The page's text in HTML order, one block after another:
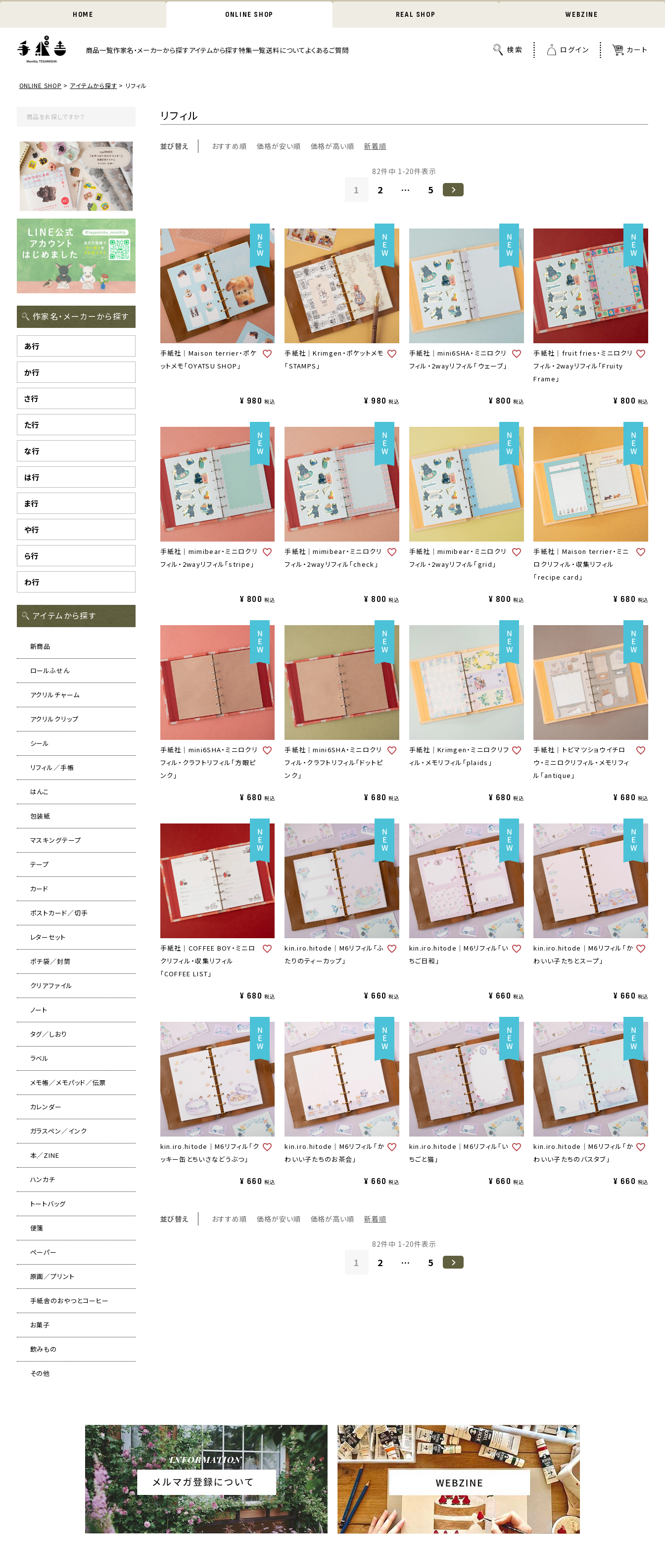
HOME ONLINE SHOP REAL SHOP WEBZINE
商品一覧作家名・メーカーから探すアイテムから探す特集一覧送料についてよくあるご質問
ONLINE SHOP アイテムから探す リフィル
作家名・メーカーから探す
あ行
か行
さ行
た行
な行
は行
ま行
や行
ら行
わ行
アイテムから探す
新商品
ロールふせん
アクリルチャーム
アクリルクリップ
シール
リフィル／手帳
はんこ
包装紙
マスキングテープ
テープ
カード
ポストカード／切手
レターセット
ポチ袋／封筒
クリアファイル
ノート
タグ／しおり
ラベル
メモ帳／メモパッド／伝票
カレンダー
ガラスペン／インク
本／ZINE
ハンカチ
トートバッグ
便箋
ペーパー
原画／プリント
手紙舎のおやつとコーヒー
お菓子
飲みもの
その他
リフィル
並び替え おすすめ順 価格が安い順 価格が高い順 新着順
82件中 1-20件表示
1 2 … 5
手紙社｜Maison terrier・ポケ
ットメモ「OYATSU SHOP」
¥ 980 税込
手紙社｜Krimgen・ポケットメモ
「STAMPS」
¥ 980 税込
手紙社｜mini6SHA・ミニロクリ
フィル・2wayリフィル「ウェーブ」
¥ 800 税込
手紙社｜fruit fries・ミニロクリ
フィル・2wayリフィル「Fruity
Frame」
¥ 800 税込
手紙社｜mimibear・ミニロクリ
フィル・2wayリフィル「stripe」
¥ 800 税込
手紙社｜mimibear・ミニロクリ
フィル・2wayリフィル「check」
¥ 800 税込
手紙社｜mimibear・ミニロクリ
フィル・2wayリフィル「grid」
¥ 800 税込
手紙社｜Maison terrier・ミニ
ロクリフィル・収集リフィル
「recipe card」
¥ 680 税込
手紙社｜mini6SHA・ミニロクリ
フィル・クラフトリフィル「方眼ピ
ンク」
¥ 680 税込
手紙社｜mini6SHA・ミニロクリ
フィル・クラフトリフィル「ドットピ
ンク」
¥ 680 税込
手紙社｜Krimgen・ミニロクリフ
ィル・メモリフィル「plaids」
¥ 680 税込
手紙社｜トビマツショウイチロ
ウ・ミニロクリフィル・メモリフィ
ル「antique」
¥ 680 税込
手紙社｜COFFEE BOY・ミニロ
クリフィル・収集リフィル
「COFFEE LIST」
¥ 680 税込
kin.iro.hitode｜M6リフィル「ふ
たりのティーカップ」
¥ 660 税込
kin.iro.hitode｜M6リフィル「い
ちご日和」
¥ 660 税込
kin.iro.hitode｜M6リフィル「か
わいい子たちとスープ」
¥ 660 税込
kin.iro.hitode｜M6リフィル「ク
ッキー缶とちいさなどうぶつ」
¥ 660 税込
kin.iro.hitode｜M6リフィル「か
わいい子たちのお茶会」
¥ 660 税込
kin.iro.hitode｜M6リフィル「い
ちごと猫」
¥ 660 税込
kin.iro.hitode｜M6リフィル「か
わいい子たちのバスタブ」
¥ 660 税込
並び替え おすすめ順 価格が安い順 価格が高い順 新着順
82件中 1 -20件表示
1 2 … 5